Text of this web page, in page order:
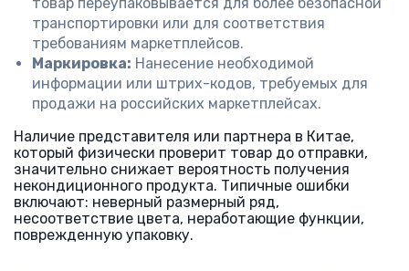
транспортировки или для соответствия
требованиям маркетплейсов.
Маркировка: Нанесение необходимой
информации или штрих-кодов, требуемых для
продажи на российских маркетплейсах.
Наличие представителя или партнера в Китае,
который физически проверит товар до отправки,
значительно снижает вероятность получения
некондиционного продукта. Типичные ошибки
включают: неверный размерный ряд,
несоответствие цвета, неработающие функции,
поврежденную упаковку.